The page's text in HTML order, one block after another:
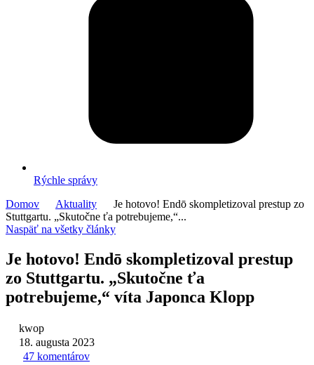
Rýchle správy
Domov
Aktuality
Je hotovo! Endō skompletizoval prestup zo
Stuttgartu. „Skutočne ťa potrebujeme,“...
Naspäť na všetky články
Je hotovo! Endō skompletizoval prestup
zo Stuttgartu. „Skutočne ťa
potrebujeme,“ víta Japonca Klopp
kwop
18. augusta 2023
47 komentárov